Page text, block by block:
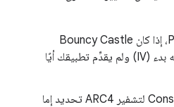
عند استخدام مفاتيح PBE، إذا كان Bouncy Castle
يتوقّع الحصول على مُوجِّه بدء (IV) ولم يقدِّم تطبيقك أيًا